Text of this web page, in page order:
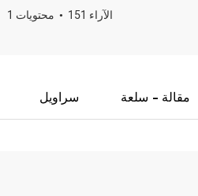
1 محتويات 151 الآراء
سراويل مقالة - سلعة